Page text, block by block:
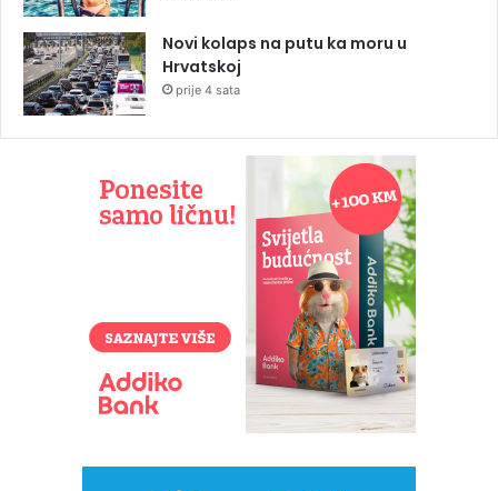
Novi kolaps na putu ka moru u
Hrvatskoj
prije 4 sata